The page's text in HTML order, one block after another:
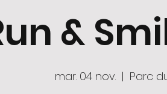
&
mar. 04 nov.
  |
Parc